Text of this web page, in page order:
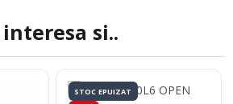
si..
STOC EPUIZAT